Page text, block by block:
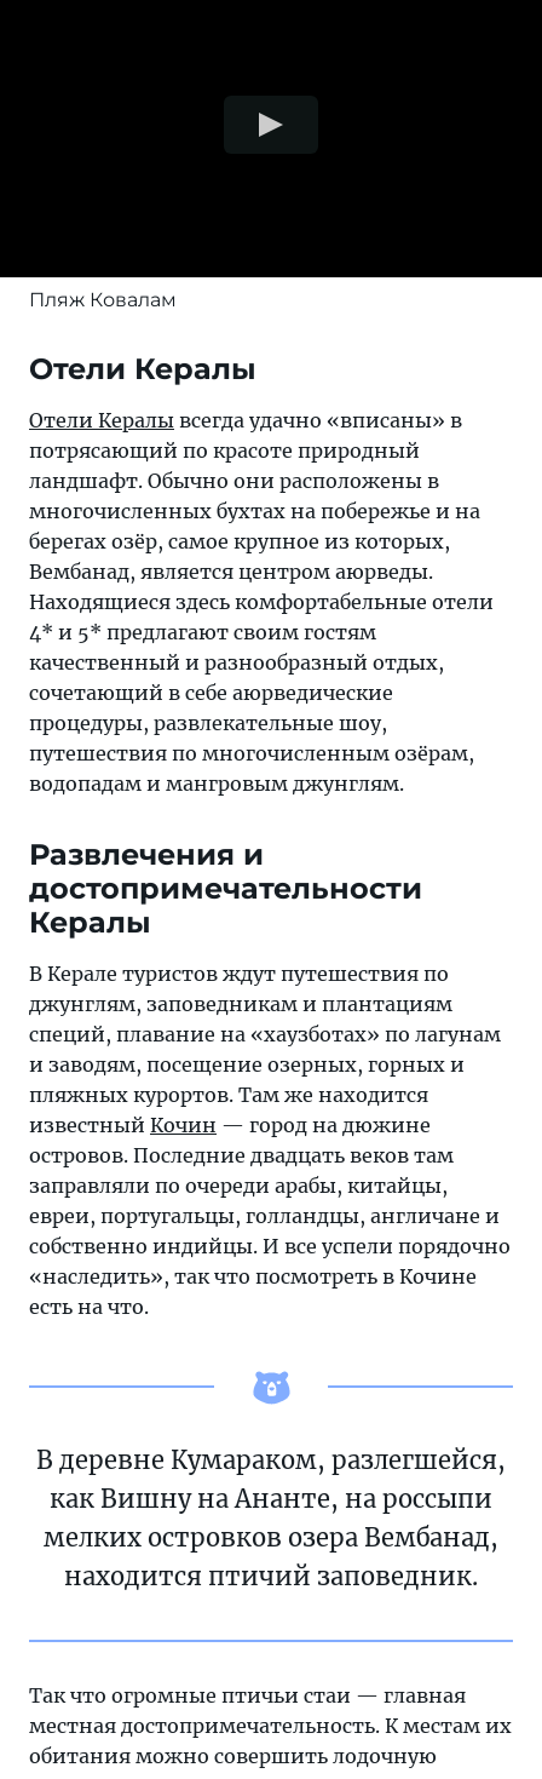
Пляж Ковалам
Отели Кералы
Отели Кералы всегда удачно «вписаны» в
потрясающий по красоте природный
ландшафт. Обычно они расположены в
многочисленных бухтах на побережье и на
берегах озёр, самое крупное из которых,
Вембанад, является центром аюрведы.
Находящиеся здесь комфортабельные отели
4* и 5* предлагают своим гостям
качественный и разнообразный отдых,
сочетающий в себе аюрведические
процедуры, развлекательные шоу,
путешествия по многочисленным озёрам,
водопадам и мангровым джунглям.
Развлечения и
достопримечательности
Кералы
В Керале туристов ждут путешествия по
джунглям, заповедникам и плантациям
специй, плавание на «хаузботах» по лагунам
и заводям, посещение озерных, горных и
пляжных курортов. Там же находится
известный Кочин — город на дюжине
островов. Последние двадцать веков там
заправляли по очереди арабы, китайцы,
евреи, португальцы, голландцы, англичане и
собственно индийцы. И все успели порядочно
«наследить», так что посмотреть в Кочине
есть на что.
В деревне Кумараком, разлегшейся,
как Вишну на Ананте, на россыпи
мелких островков озера Вембанад,
находится птичий заповедник.
Так что огромные птичьи стаи — главная
местная достопримечательность. К местам их
обитания можно совершить лодочную